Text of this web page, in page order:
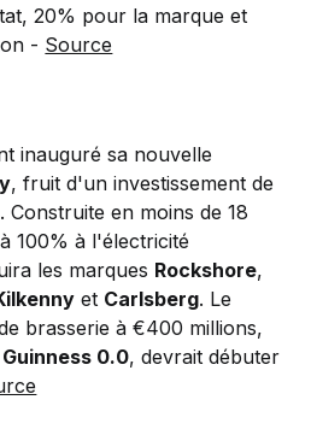
20% pour la marque et
- Source
inauguré sa nouvelle
, fruit d'un investissement de
Construite en moins de 18
100% à l'électricité
les marques Rockshore,
et Carlsberg. Le
brasserie à €400 millions,
Guinness 0.0, devrait débuter